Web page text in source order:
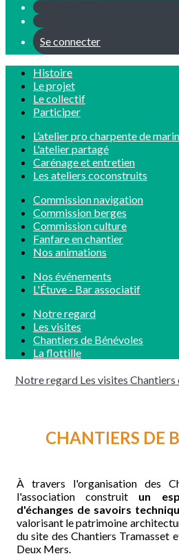
Se connecter
Histoire
Le projet
Le collectif
Participer
L’atelier pro charpente de
L'atelier partagé
Carénage et entretien
Les ateliers coconstruits
Commission navigation
Commission berges
Commission culture
Fanfare en chantier
Nos animations
Nos événements
L'Étuve - Bar associatif
Notre regard
Les visites
Chantiers de Bénévoles
La flottille
Notre regard Les visites Chantiers
CHANTIERS DE
À travers l'organisation des
l'association construit un
d'échanges de savoirs
valorisant le patrimoine
du site des Chantiers Tramasset
Deux Mers.